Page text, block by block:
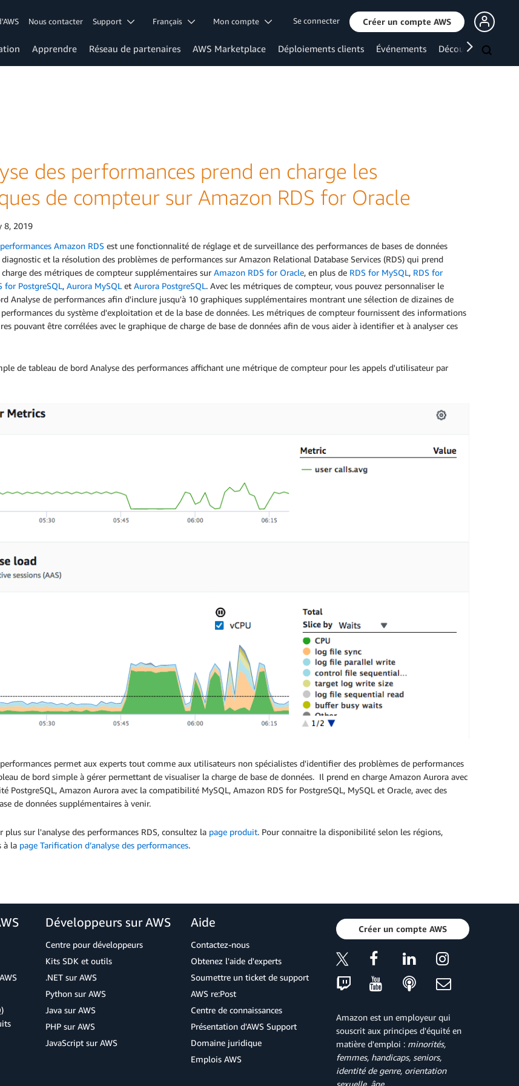
Nous contacter Support Français Mon compte Se connecter Créer un compte AWS
Apprendre Réseau de partenaires AWS Marketplace Déploiements clients Événements Découvrir
des performances prend en charge les
de compteur sur Amazon RDS for Oracle
8, 2019
Amazon RDS est une fonctionnalité de réglage et de surveillance des performances de bases de données
et la résolution des problèmes de performances sur Amazon Relational Database Services (RDS) qui prend
des métriques de compteur supplémentaires sur Amazon RDS for Oracle, en plus de RDS for MySQL, RDS for
for PostgreSQL, Aurora MySQL et Aurora PostgreSQL. Avec les métriques de compteur, vous pouvez personnaliser le
Analyse de performances afin d'inclure jusqu'à 10 graphiques supplémentaires montrant une sélection de dizaines de
du système d'exploitation et de la base de données. Les métriques de compteur fournissent des informations
pouvant être corrélées avec le graphique de charge de base de données afin de vous aider à identifier et à analyser ces
de tableau de bord Analyse des performances affichant une métrique de compteur pour les appels d'utilisateur par
performances permet aux experts tout comme aux utilisateurs non spécialistes d'identifier des problèmes de performances
de bord simple à gérer permettant de visualiser la charge de base de données. Il prend en charge Amazon Aurora avec
PostgreSQL, Amazon Aurora avec la compatibilité MySQL, Amazon RDS for PostgreSQL, MySQL et Oracle, avec des
de données supplémentaires à venir.
plus sur l'analyse des performances RDS, consultez la page produit. Pour connaitre la disponibilité selon les régions,
à la page Tarification d’analyse des performances.
Développeurs sur AWS
Centre pour développeurs
Kits SDK et outils
.NET sur AWS
Python sur AWS
Java sur AWS
PHP sur AWS
JavaScript sur AWS
Aide
Contactez-nous
Obtenez l'aide d'experts
Soumettre un ticket de support
AWS re:Post
Centre de connaissances
Présentation d'AWS Support
Domaine juridique
Emplois AWS
Créer un compte AWS
Amazon est un employeur qui
souscrit aux principes d'équité en
matière d'emploi : minorités,
femmes, handicaps, seniors,
identité de genre, orientation